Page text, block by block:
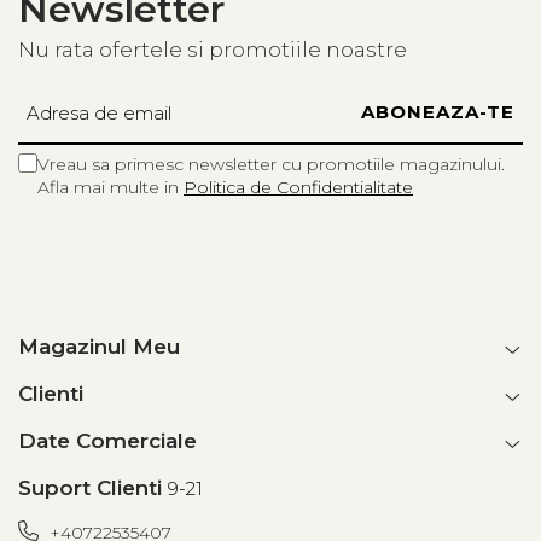
sneakers
Prin organizarea verticală, pantofarul reduce dezordinea din
Orice Interior
Culoarea alba creează un contrast elegant și modern,
interioare moderne
stil scandinav
Newsletter
Nu rata ofertele si promotiile noastre
Vreau sa primesc newsletter cu promotiile magazinului.
Afla mai multe in Politica de Confidentialitate
Magazinul Meu
Clienti
Date Comerciale
Suport Clienti 9-21
+40722535407